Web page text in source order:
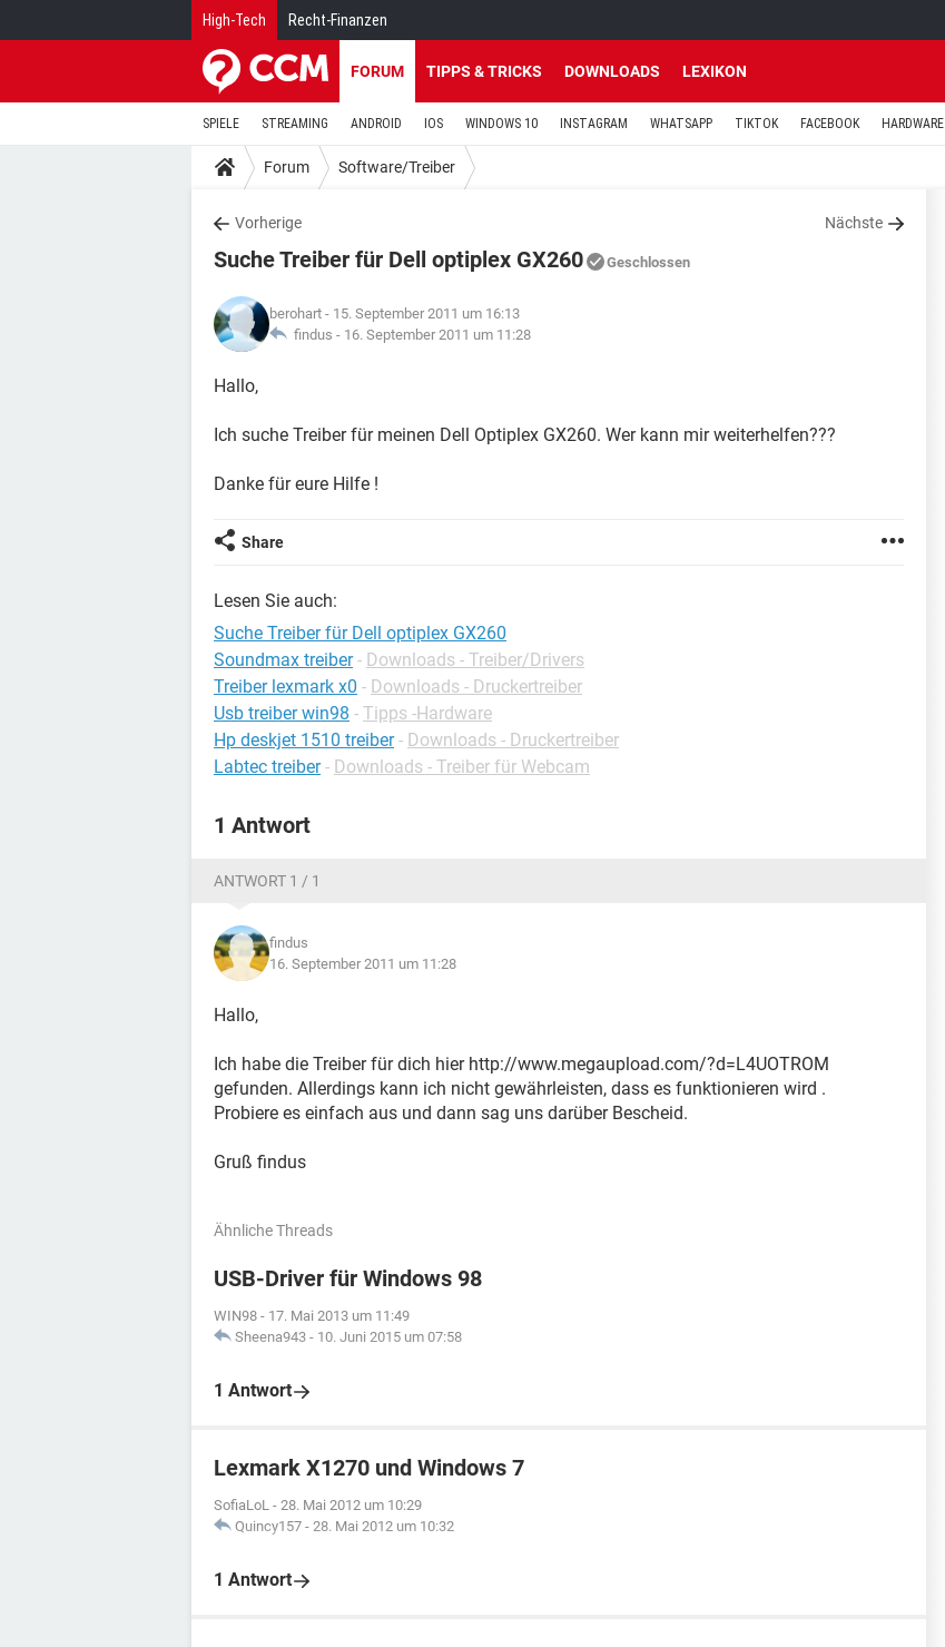
High-Tech Recht-Finanzen
FORUM TIPPS & TRICKS DOWNLOADS LEXIKON
SPIELE STREAMING ANDROID IOS WINDOWS 10 INSTAGRAM WHATSAPP TIKTOK FACEBOOK HARDWARE
Forum Software/Treiber
Vorherige Nächste
Suche Treiber für Dell optiplex GX260 Geschlossen
berohart - 15. September 2011 um 16:13
findus - 16. September 2011 um 11:28
Hallo,
Ich suche Treiber für meinen Dell Optiplex GX260. Wer kann mir weiterhelfen???
Danke für eure Hilfe !
Share
Lesen Sie auch:
Suche Treiber für Dell optiplex GX260
Soundmax treiber - Downloads - Treiber/Drivers
Treiber lexmark x0 - Downloads - Druckertreiber
Usb treiber win98 - Tipps -Hardware
Hp deskjet 1510 treiber - Downloads - Druckertreiber
Labtec treiber - Downloads - Treiber für Webcam
1 Antwort
ANTWORT 1 / 1
findus
16. September 2011 um 11:28
Hallo,
Ich habe die Treiber für dich hier http://www.megaupload.com/?d=L4UOTROM
gefunden. Allerdings kann ich nicht gewährleisten, dass es funktionieren wird .
Probiere es einfach aus und dann sag uns darüber Bescheid.
Gruß findus
Ähnliche Threads
USB-Driver für Windows 98
WIN98 - 17. Mai 2013 um 11:49
Sheena943 - 10. Juni 2015 um 07:58
1 Antwort
Lexmark X1270 und Windows 7
SofiaLoL - 28. Mai 2012 um 10:29
Quincy157 - 28. Mai 2012 um 10:32
1 Antwort